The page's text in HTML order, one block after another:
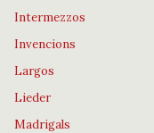
Intermezzos
Invencions
Largos
Lieder
Madrigals